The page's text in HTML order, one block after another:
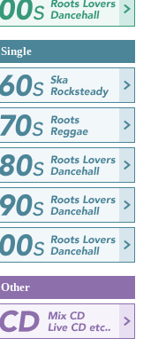
Single
Other